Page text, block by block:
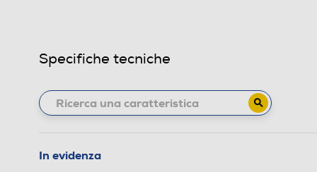
Specifiche tecniche
In evidenza